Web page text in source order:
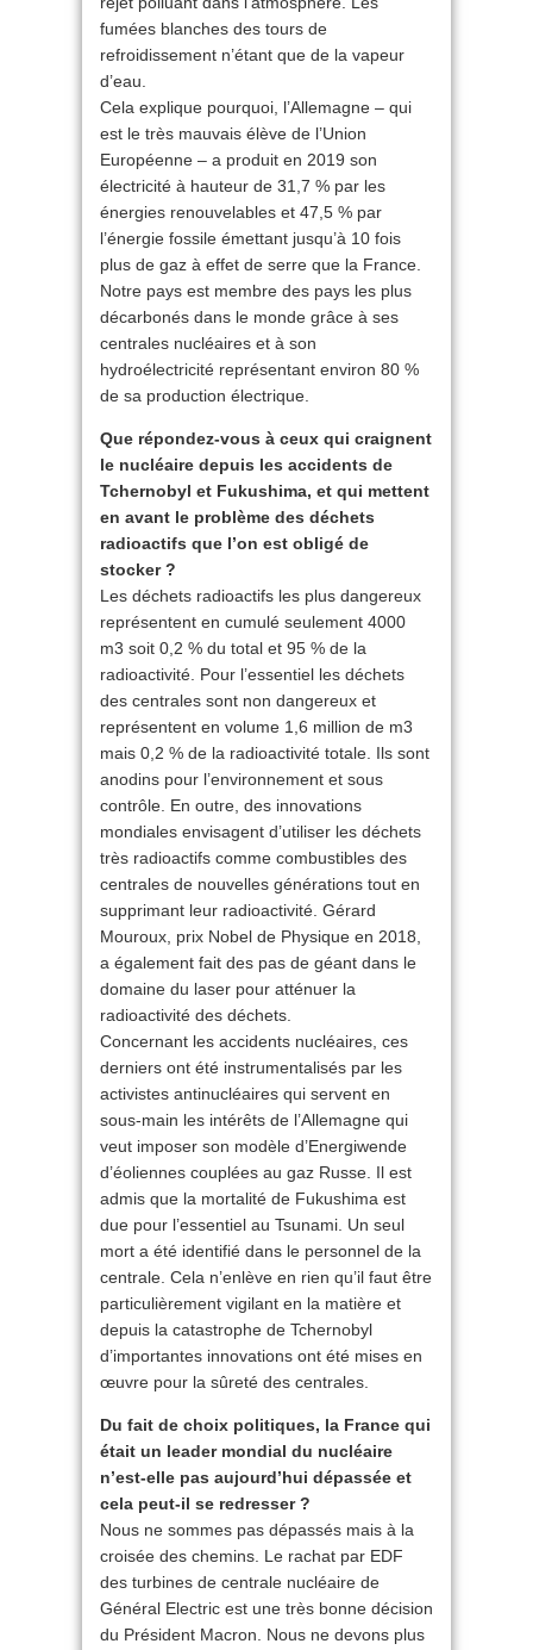
fumées blanches des tours de
refroidissement n’étant que de la vapeur
d’eau.
Cela explique pourquoi, l’Allemagne – qui
est le très mauvais élève de l’Union
Européenne – a produit en 2019 son
électricité à hauteur de 31,7 % par les
énergies renouvelables et 47,5 % par
l’énergie fossile émettant jusqu’à 10 fois
plus de gaz à effet de serre que la France.
Notre pays est membre des pays les plus
décarbonés dans le monde grâce à ses
centrales nucléaires et à son
hydroélectricité représentant environ 80 %
de sa production électrique.
Que répondez-vous à ceux qui craignent
le nucléaire depuis les accidents de
Tchernobyl et Fukushima, et qui mettent
en avant le problème des déchets
radioactifs que l’on est obligé de
stocker ?
Les déchets radioactifs les plus dangereux
représentent en cumulé seulement 4000
m3 soit 0,2 % du total et 95 % de la
radioactivité. Pour l’essentiel les déchets
des centrales sont non dangereux et
représentent en volume 1,6 million de m3
mais 0,2 % de la radioactivité totale. Ils sont
anodins pour l’environnement et sous
contrôle. En outre, des innovations
mondiales envisagent d’utiliser les déchets
très radioactifs comme combustibles des
centrales de nouvelles générations tout en
supprimant leur radioactivité. Gérard
Mouroux, prix Nobel de Physique en 2018,
a également fait des pas de géant dans le
domaine du laser pour atténuer la
radioactivité des déchets.
Concernant les accidents nucléaires, ces
derniers ont été instrumentalisés par les
activistes antinucléaires qui servent en
sous-main les intérêts de l’Allemagne qui
veut imposer son modèle d’Energiwende
d’éoliennes couplées au gaz Russe. Il est
admis que la mortalité de Fukushima est
due pour l’essentiel au Tsunami. Un seul
mort a été identifié dans le personnel de la
centrale. Cela n’enlève en rien qu’il faut être
particulièrement vigilant en la matière et
depuis la catastrophe de Tchernobyl
d’importantes innovations ont été mises en
œuvre pour la sûreté des centrales.
Du fait de choix politiques, la France qui
était un leader mondial du nucléaire
n’est-elle pas aujourd’hui dépassée et
cela peut-il se redresser ?
Nous ne sommes pas dépassés mais à la
croisée des chemins. Le rachat par EDF
des turbines de centrale nucléaire de
Général Electric est une très bonne décision
du Président Macron. Nous ne devons plus